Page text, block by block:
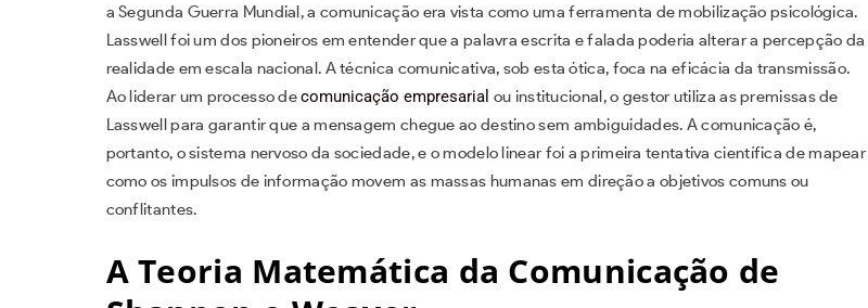
a Segunda Guerra Mundial, a comunicação era vista como uma ferramenta de mobilização psicológica.
Lasswell foi um dos pioneiros em entender que a palavra escrita e falada poderia alterar a percepção da
realidade em escala nacional. A técnica comunicativa, sob esta ótica, foca na eficácia da transmissão.
Ao liderar um processo decomunicação empresarial ou institucional, o gestor utiliza as premissas de
Lasswell para garantir que a mensagem chegue ao destino sem ambiguidades. A comunicação é,
portanto, o sistema nervoso da sociedade, e o modelo linear foi a primeira tentativa científica de mapear
como os impulsos de informação movem as massas humanas em direção a objetivos comuns ou
conflitantes.
A Teoria Matemática da Comunicação de